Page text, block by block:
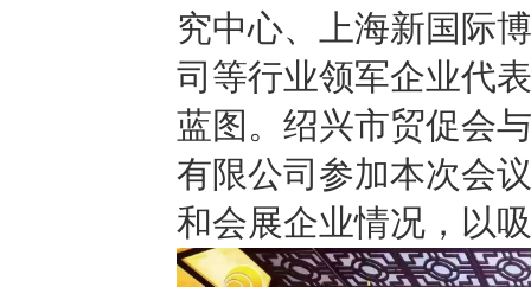
究中心、上海新国际
司等行业领军企业代
蓝图。绍兴市贸促会
有限公司参加本次会
和会展企业情况，以